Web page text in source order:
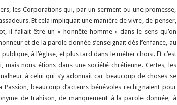
les Corporations qui, par un serment ou une promesse,
Et cela impliquait une manière de vivre, de penser,
il fallait être un « honnête homme » dans le sens qu’on
et de la parole donnée s’enseignait dès l’enfance, au
à l’église, et plus tard dans le métier choisi. Et c’est
mais nous étions dans une société chrétienne. Certes, les
à celui qui s’y adonnait car beaucoup de choses se
beaucoup d’acteurs bénévoles rechignaient pour
de trahison, de manquement à la parole donnée, à